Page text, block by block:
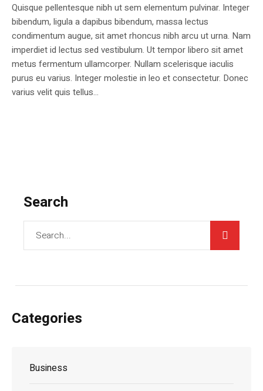
Quisque pellentesque nibh ut sem elementum pulvinar. Integer
bibendum, ligula a dapibus bibendum, massa lectus
condimentum augue, sit amet rhoncus nibh arcu ut urna. Nam
imperdiet id lectus sed vestibulum. Ut tempor libero sit amet
metus fermentum ullamcorper. Nullam scelerisque iaculis
purus eu varius. Integer molestie in leo et consectetur. Donec
varius velit quis tellus...
Search
Categories
Business